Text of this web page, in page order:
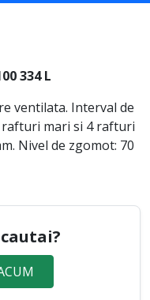
334 L
ventilata. Interval de
rafturi mari si 4 rafturi
Nivel de zgomot: 70